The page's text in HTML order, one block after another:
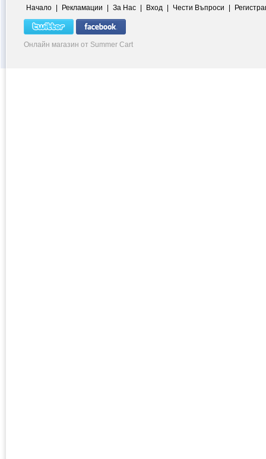
Начало | Рекламации | За Нас | Вход | Чести Въпроси |
Онлайн магазин от Summer Cart